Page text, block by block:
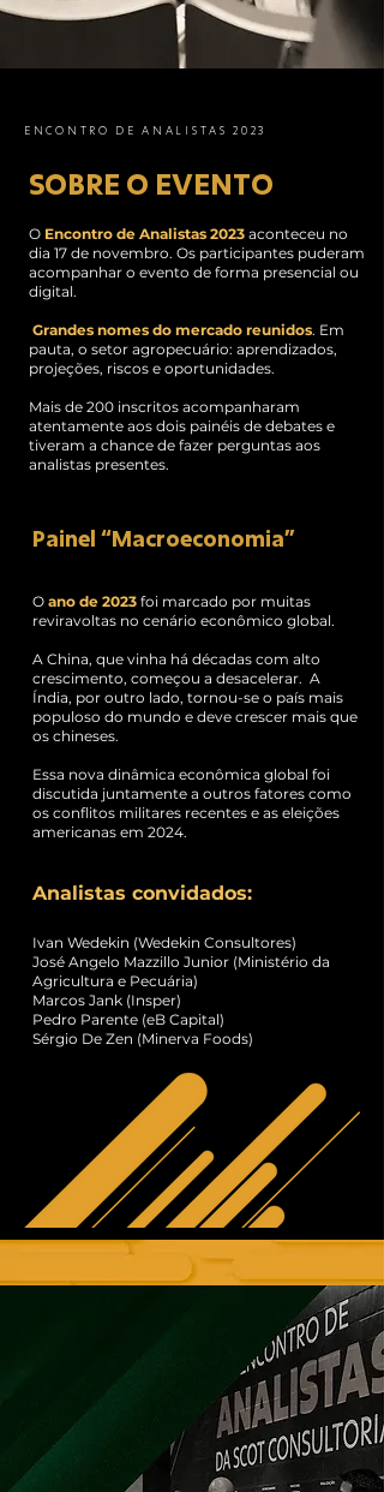
ENCONTRO DE ANALISTAS 2023
SOBRE O EVENTO
O Encontro de Analistas 2023 aconteceu no
dia 17 de novembro. Os participantes puderam
acompanhar o evento de forma presencial ou
digital.
Grandes nomes do mercado reunidos. Em
pauta, o setor agropecuário: aprendizados,
projeções, riscos e oportunidades.
Mais de 200 inscritos acompanharam
atentamente aos dois painéis de debates e
tiveram a chance de fazer perguntas aos
analistas presentes.
Painel “Macroeconomia”
O ano de 2023 foi marcado por muitas
reviravoltas no cenário econômico global.
A China, que vinha há décadas com alto
crescimento, começou a desacelerar. A
Índia, por outro lado, tornou-se o país mais
populoso do mundo e deve crescer mais que
os chineses.
Essa nova dinâmica econômica global foi
discutida juntamente a outros fatores como
os conflitos militares recentes e as eleições
americanas em 2024.
Analistas convidados:
Ivan Wedekin (Wedekin Consultores)
José Angelo Mazzillo Junior (Ministério da
Agricultura e Pecuária)
Marcos Jank (Insper)
Pedro Parente (eB Capital)
Sérgio De Zen (Minerva Foods)